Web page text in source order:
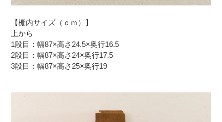
【棚内サイズ（ｃｍ）】
上から
1段目：幅87×高さ24.5×奥行16.5
2段目：幅87×高さ24×奥行17.5
3段目：幅87×高さ25×奥行19